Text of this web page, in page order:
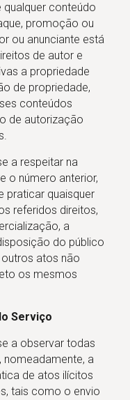
qualquer conteúdo
promoção ou
ou anunciante está
de autor e
a propriedade
de propriedade,
conteúdos
de autorização
a respeitar na
o número anterior,
praticar quaisquer
referidos direitos,
a
do público
atos não
os mesmos
Serviço
a observar todas
nomeadamente, a
de atos ilícitos
tais como o envio